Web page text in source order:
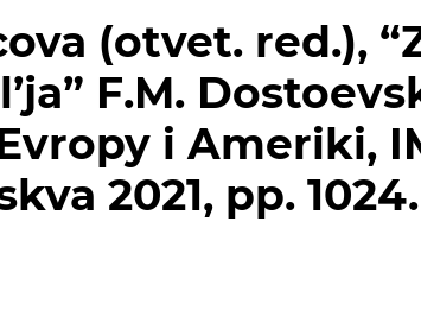
(otvet. red.),
F.M.
i Ameriki,
2021, pp. 1024.